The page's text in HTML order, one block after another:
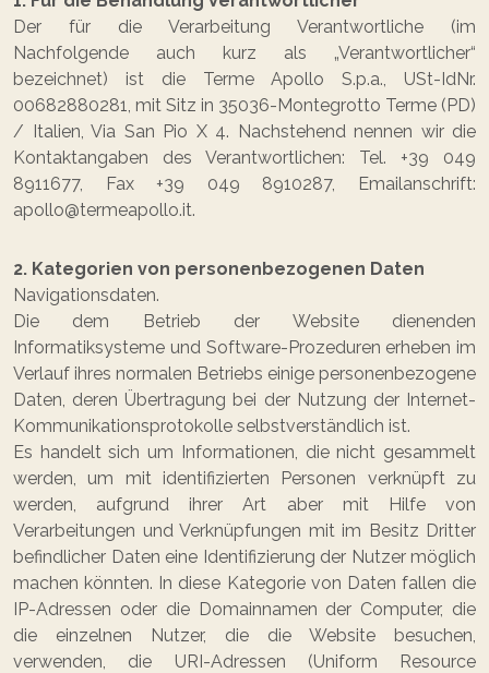
Der für die Verarbeitung Verantwortliche (im
Nachfolgende auch kurz als „Verantwortlicher“
bezeichnet) ist die Terme Apollo S.p.a., USt-IdNr.
00682880281, mit Sitz in 35036-Montegrotto Terme (PD)
/ Italien, Via San Pio X 4. Nachstehend nennen wir die
Kontaktangaben des Verantwortlichen: Tel. +39 049
8911677, Fax +39 049 8910287, Emailanschrift:
apollo@termeapollo.it.
2. Kategorien von personenbezogenen Daten
Navigationsdaten.
Die dem Betrieb der Website dienenden
Informatiksysteme und Software-Prozeduren erheben im
Verlauf ihres normalen Betriebs einige personenbezogene
Daten, deren Übertragung bei der Nutzung der Internet-
Kommunikationsprotokolle selbstverständlich ist.
Es handelt sich um Informationen, die nicht gesammelt
werden, um mit identifizierten Personen verknüpft zu
werden, aufgrund ihrer Art aber mit Hilfe von
Verarbeitungen und Verknüpfungen mit im Besitz Dritter
befindlicher Daten eine Identifizierung der Nutzer möglich
machen könnten. In diese Kategorie von Daten fallen die
IP-Adressen oder die Domainnamen der Computer, die
die einzelnen Nutzer, die die Website besuchen,
verwenden, die URI-Adressen (Uniform Resource